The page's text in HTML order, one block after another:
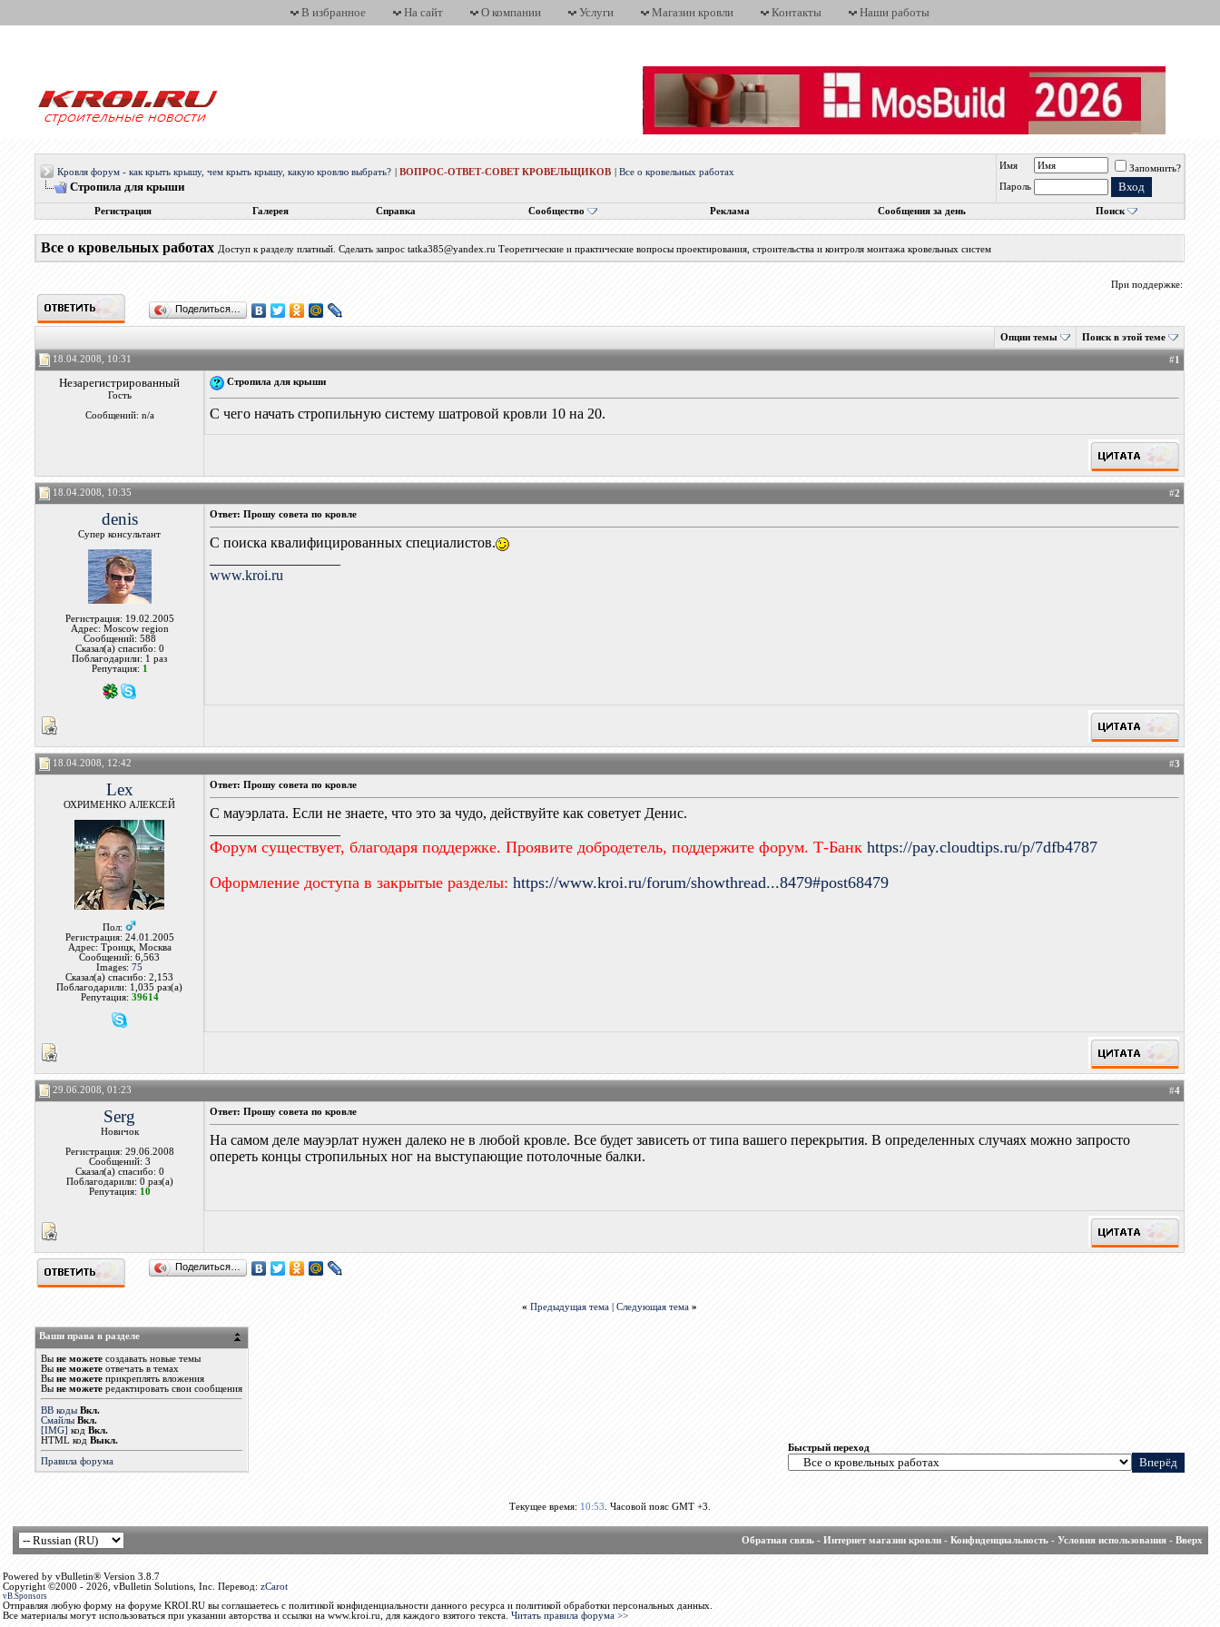
В избранное На сайт О компании Услуги Магазин кровли Контакты Наши работы
Кровля форум - как крыть крышу, чем крыть крышу, какую кровлю выбрать? |ВОПРОС-ОТВЕТ-СОВЕТ КРОВЕЛЬЩИКОВ |Все о кровельных работах
Стропила для крыши
Имя
Запомнить?
Пароль
Регистрация Галерея Справка Сообщество Реклама Сообщения за день Поиск
Все о кровельных работах Доступ к разделу платный. Сделать запрос tatka385@yandex.ru Теоретические и практические вопросы проектирования, строительства и контроля монтажа кровельных систем
При поддержке:
Поделиться…
Опции темы Поиск в этой теме
18.04.2008, 10:31 #1
Незарегистрированный
Гость
Сообщений: n/a
Стропила для крыши
С чего начать стропильную систему шатровой кровли 10 на 20.
18.04.2008, 10:35 #2
denis
Супер консультант
Регистрация: 19.02.2005
Адрес: Moscow region
Сообщений: 588
Сказал(а) спасибо: 0
Поблагодарили: 1 раз
Репутация: 1
Ответ: Прошу совета по кровле
С поиска квалифицированных специалистов.
www.kroi.ru
18.04.2008, 12:42 #3
Lex
ОХРИМЕНКО АЛЕКСЕЙ
Пол:
Регистрация: 24.01.2005
Адрес: Троицк, Москва
Сообщений: 6,563
Images:75
Сказал(а) спасибо: 2,153
Поблагодарили: 1,035 раз(а)
Репутация: 39614
Ответ: Прошу совета по кровле
С мауэрлата. Если не знаете, что это за чудо, действуйте как советует Денис.
Форум существует, благодаря поддержке. Проявите добродетель, поддержите форум. Т-Банкhttps://pay.cloudtips.ru/p/7dfb4787
Оформление доступа в закрытые разделы:https://www.kroi.ru/forum/showthread...8479#post68479
29.06.2008, 01:23 #4
Serg
Новичок
Регистрация: 29.06.2008
Сообщений: 3
Сказал(а) спасибо: 0
Поблагодарили: 0 раз(а)
Репутация: 10
Ответ: Прошу совета по кровле
На самом деле мауэрлат нужен далеко не в любой кровле. Все будет зависеть от типа вашего перекрытия. В определенных случаях можно запросто
опереть концы стропильных ног на выступающие потолочные балки.
Поделиться…
« Предыдущая тема |Следующая тема »
Ваши права в разделе
Выне можете создавать новые темы
Выне можете отвечать в темах
Выне можете прикреплять вложения
Выне можете редактировать свои сообщения
BB коды Вкл.
Смайлы Вкл.
[IMG] кодВкл.
HTML кодВыкл.
Правила форума
Быстрый переход
Текущее время: 10:53 . Часовой пояс GMT +3.
Обратная связь- Интернет магазин кровли- Конфиденциальность- Условия использования- Вверх
Powered by vBulletin® Version 3.8.7
Copyright ©2000 - 2026, vBulletin Solutions, Inc. Перевод: zCarot
vB.Sponsors
Отправляя любую форму на форуме KROI.RU вы соглашаетесь с политикой конфиденциальности данного ресурса и политикой обработки персональных данных.
Все материалы могут использоваться при указании авторства и ссылки на www.kroi.ru, для каждого взятого текста. Читать правила форума >>